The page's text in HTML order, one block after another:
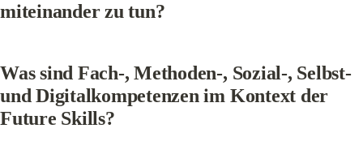
miteinander zu tun?
Was sind Fach-, Methoden-, Sozial-, Selbst-
und Digitalkompetenzen im Kontext der
Future Skills?